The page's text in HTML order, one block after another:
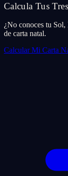
Calcula Tus
¿No conoces tu Sol,
de carta natal.
Calcular Mi Carta